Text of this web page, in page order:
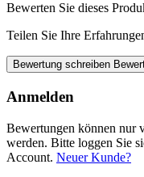
Bewerten Sie dieses
Teilen Sie Ihre
Bewertung schreiben
Anmelden
Bewertungen können nur
werden. Bitte loggen Sie
Account. Neuer Kunde?